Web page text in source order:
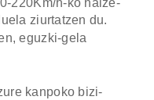
220Km/h-ko haize-
ziurtatzen du.
eguzki-gela
kanpoko bizi-